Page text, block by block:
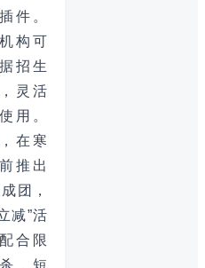
件。
构可
招生
灵活
用。
在寒
推出
团，
减”活
合限
，短